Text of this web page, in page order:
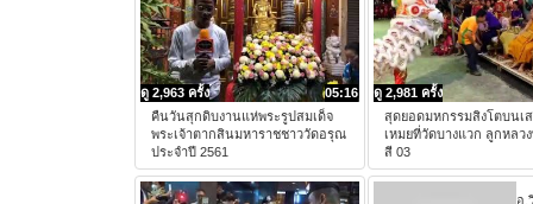
05:16
ดู 2,963 ครั้ง
คืนวันสุกดิบงานแห่พระรูปสมเด็จ
พระเจ้าตากสินมหาราชชาววัดอรุณ
ประจำปี 2561
ดู 2,981 ครั้ง
สุดยอดมหกรรมสิงโตบนเ
เหมยที่วัดบางแวก ลูกหลว
สี 03
อ.